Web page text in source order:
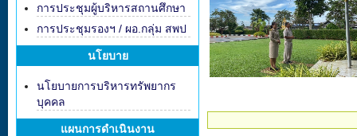
การประชุมผู้บริหารสถานศึกษา
การประชุมรองฯ / ผอ.กลุ่ม สพป
นโยบาย
นโยบายการบริหารทรัพยากร
บุคคล
แผนการดำเนินงาน